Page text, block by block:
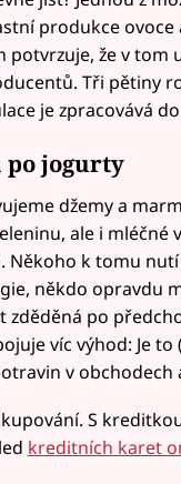
produkce ovoce
potvrzuje, že v tom
Tři pětiny
je zpracovává
po jogurty
džemy a
ale i mléčné
Někoho k tomu
někdo opravdu
zděděná po
víc výhod: Je
v obchodech
S
kreditních karet